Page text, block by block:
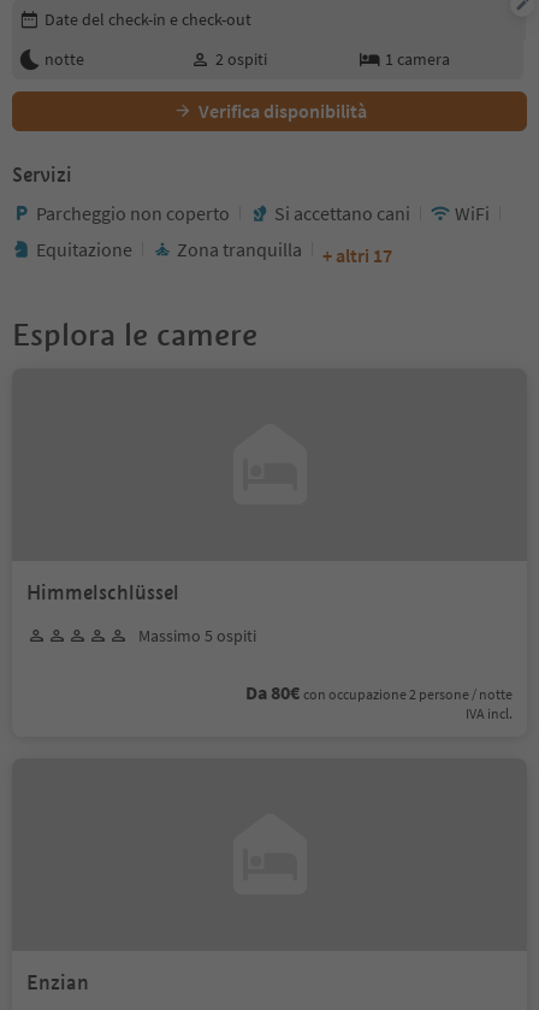
Modifica i dettagli della prenotazione
Date del check-in e check-out
notte
2 ospiti 1 camera
Verifica disponibilità
Servizi
Parcheggio non coperto Si accettano cani
WiFi
Equitazione
Zona tranquilla + altri 17
Esplora le camere
Himmelschlüssel
Massimo 5 ospiti
Da 80€ con occupazione 2 persone / notte
IVA incl.
Enzian